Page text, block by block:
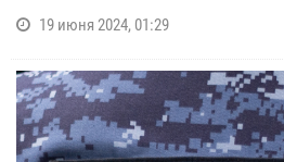
19 июня 2024, 01:29